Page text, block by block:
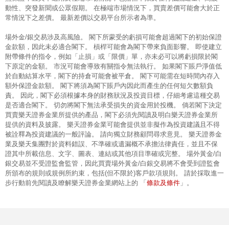
動性、突發新聞或公眾假期。 在極端市場情況下，買賣差價可能會大於正
常情況下之差價。 最新差價以交易平台所示者為準。
場外金/銀交易涉及高風險。 閣下所蒙受的虧損可能會超過閣下的初始保證
金款額，因此未必適合閣下。 槓桿可能會為閣下帶來負面影響。 即使建立
附帶條件的指令，例如「止損」或「限價」單，亦未必可以將虧損限於閣
下原定的金額。 市況可能會導致有關指令無法執行。 如果閣下賬戶淨值低
於自動結算水平，閣下的持倉可能會被平倉。 閣下可能需在短時間內存入
額外保證金款額。 閣下將須為閣下賬戶內因此而產生的任何短欠數額負
責。 因此，閣下必須根據本身的財務狀況及投資目標，仔細考慮這種交易
是否適合閣下。 切勿將閣下無法承受損失的資金用於投機。 倘若閣下決定
買賣樂天證券金業所提供的產品，閣下必須先閱讀及明白樂天證券金業所
提供的資料及披露。 樂天證券金業可能會提供並非擬作為投資建議且不得
被詮釋為投資建議的一般評論。 請向獨立財務顧問尋求意見。 樂天證券金
業及樂天集團對於資料錯誤、不準確或遺漏概不承擔法律責任，並且不保
證其中所載信息、文字、圖表、連結或其他項目準確或完整。 場外黃金/白
銀交易並不受證監會監管，因此買賣場外黃金/白銀交易將不會受到證監會
所頒布的規則或規例所約束，包括(但不限於)客戶款項規則。 請於採取進一
步行動前先閱讀及瞭解樂天證券金業網站上的 「 條款及條件 」。